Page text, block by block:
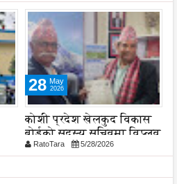
28 May
2026
कोशी प्रदेश खेलकुद विकास
बोर्डको सदस्य सचिवमा विप्लव
घोष नियुक्त
RatoTara 5/28/2026